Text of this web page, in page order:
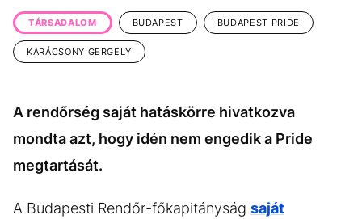
TÁRSADALOM BUDAPEST BUDAPEST PRIDE
KARÁCSONY GERGELY
A rendőrség saját hatáskörre hivatkozva
mondta azt, hogy idén nem engedik a Pride
megtartását.
A Budapesti Rendőr-főkapitányság saját